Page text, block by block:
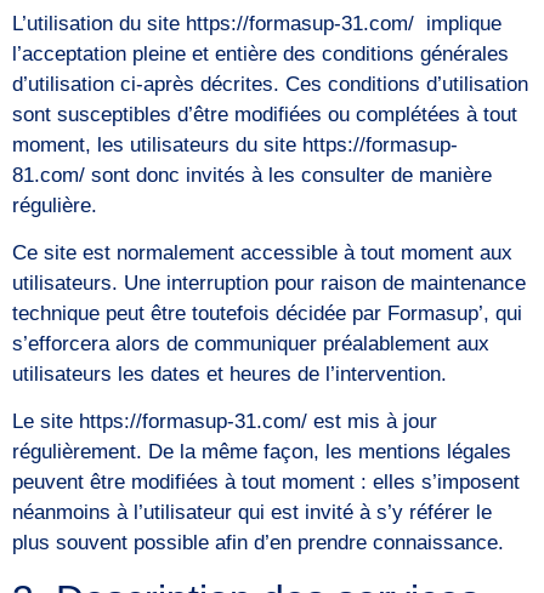
L’utilisation du site https://formasup-31.com/ implique
l’acceptation pleine et entière des conditions générales
d’utilisation ci-après décrites. Ces conditions d’utilisation
sont susceptibles d’être modifiées ou complétées à tout
moment, les utilisateurs du site https://formasup-
81.com/ sont donc invités à les consulter de manière
régulière.
Ce site est normalement accessible à tout moment aux
utilisateurs. Une interruption pour raison de maintenance
technique peut être toutefois décidée par Formasup’, qui
s’efforcera alors de communiquer préalablement aux
utilisateurs les dates et heures de l’intervention.
Le site https://formasup-31.com/ est mis à jour
régulièrement. De la même façon, les mentions légales
peuvent être modifiées à tout moment : elles s’imposent
néanmoins à l’utilisateur qui est invité à s’y référer le
plus souvent possible afin d’en prendre connaissance.